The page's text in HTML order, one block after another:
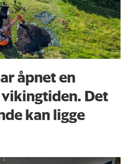
åpnet en
Det
kan ligge